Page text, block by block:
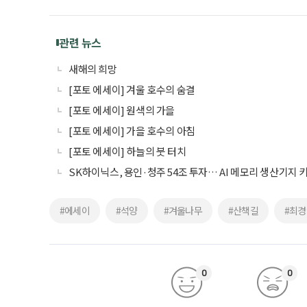
관련 뉴스
새해의 희망
[포토 에세이] 겨울 호수의 숨결
[포토 에세이] 원색의 가을
[포토 에세이] 가을 호수의 아침
[포토 에세이] 하늘의 붓 터치
SK하이닉스, 용인·청주 54조 투자… AI 메모리 생산기지
#에세이 #석양 #겨울나무 #산책길 #최
0 0